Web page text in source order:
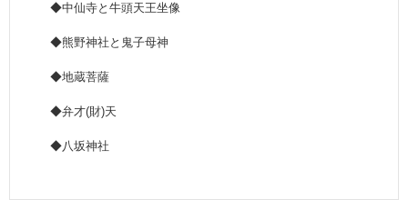
◆中仙寺と牛頭天王坐像
◆熊野神社と鬼子母神
◆地蔵菩薩
◆弁才(財)天
◆八坂神社